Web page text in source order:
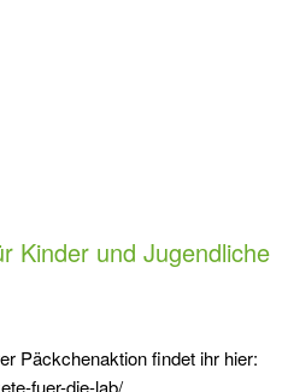
Kinder und Jugendliche
Päckchenaktion findet ihr hier:
fuer-die-lab/